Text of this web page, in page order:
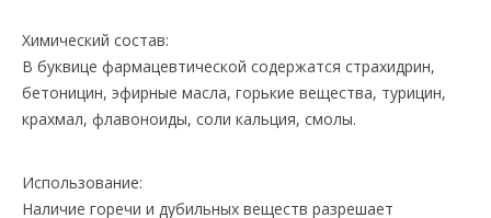
Химический состав:
В буквице фармацевтической содержатся страхидрин,
бетоницин, эфирные масла, горькие вещества, турицин,
крахмал, флавоноиды, соли кальция, смолы.
Использование:
Наличие горечи и дубильных веществ разрешает